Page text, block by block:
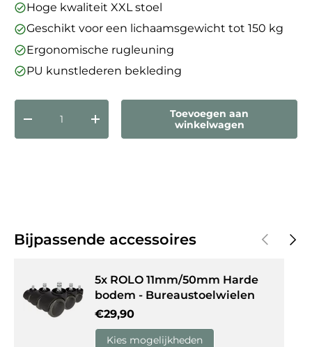
Hoge kwaliteit XXL stoel
Geschikt voor een lichaamsgewicht tot 150 kg
Ergonomische rugleuning
PU kunstlederen bekleding
Aantal
Verlaag de hoeveelheidVerhoog de hoeveelheid
Toevoegen aan
winkelwagen
Bijpassende accessoires Vorige
5x ROLO 11mm/50mm Harde
bodem - Bureaustoelwielen
Reguliere prijs
€29,90
Kies mogelijkheden